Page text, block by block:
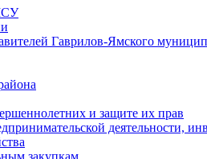
Гаврилов-Ямского
и защите их прав
деятельности,
закупкам